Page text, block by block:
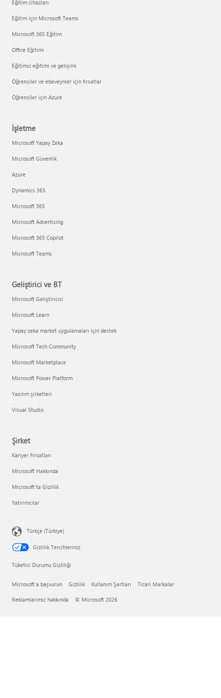
Eğitim cihazları
Eğitim için Microsoft Teams
Microsoft 365 Eğitim
Office Eğitimi
Eğitimci eğitimi ve gelişimi
Öğrenciler ve ebeveynler için fırsatlar
Öğrenciler için Azure
İşletme
Microsoft Yapay Zeka
Microsoft Güvenlik
Azure
Dynamics 365
Microsoft 365
Microsoft Advertising
Microsoft 365 Copilot
Microsoft Teams
Geliştirici ve BT
Microsoft Geliştiricisi
Microsoft Learn
Yapay zeka market uygulamaları için destek
Microsoft Tech Community
Microsoft Marketplace
Microsoft Power Platform
Yazılım şirketleri
Visual Studio
Şirket
Kariyer Fırsatları
Microsoft Hakkında
Microsoft'ta Gizlilik
Yatırımcılar
Türkçe (Türkiye)
Gizlilik Tercihleriniz
Tüketici Durumu Gizliliği
Microsoft'a başvurun Gizlilik Kullanım Şartları Ticari Markalar
Reklamlarımız hakkında © Microsoft 2026